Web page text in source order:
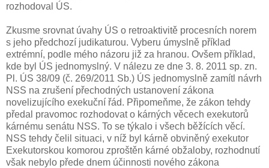
rozhodoval ÚS.
Zkusme srovnat úvahy ÚS o retroaktivitě procesních norem
s jeho předchozí judikaturou. Vyberu úmyslně příklad
extrémní, podle mého názoru již za hranou. Ovšem příklad,
kde byl ÚS jednomyslný. V nálezu ze dne 3. 8. 2011 sp. zn.
Pl. ÚS 38/09 (č. 269/2011 Sb.) ÚS jednomyslně zamítl návrh
NSS na zrušení přechodných ustanovení zákona
novelizujícího exekuční řád. Připomeňme, že zákon tehdy
předal pravomoc rozhodovat o kárných věcech exekutorů
kárnému senátu NSS. To se týkalo i všech běžících věcí.
NSS tehdy čelil situaci, v níž byl kárně obviněný exekutor
Exekutorskou komorou zproštěn kárné obžaloby, rozhodnutí
však nebylo přede dnem účinnosti nového zákona